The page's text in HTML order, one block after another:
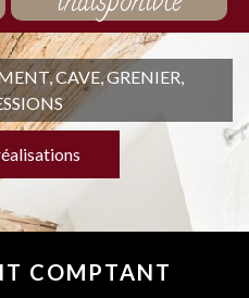
CAVE, GRENIER,
COMPTANT